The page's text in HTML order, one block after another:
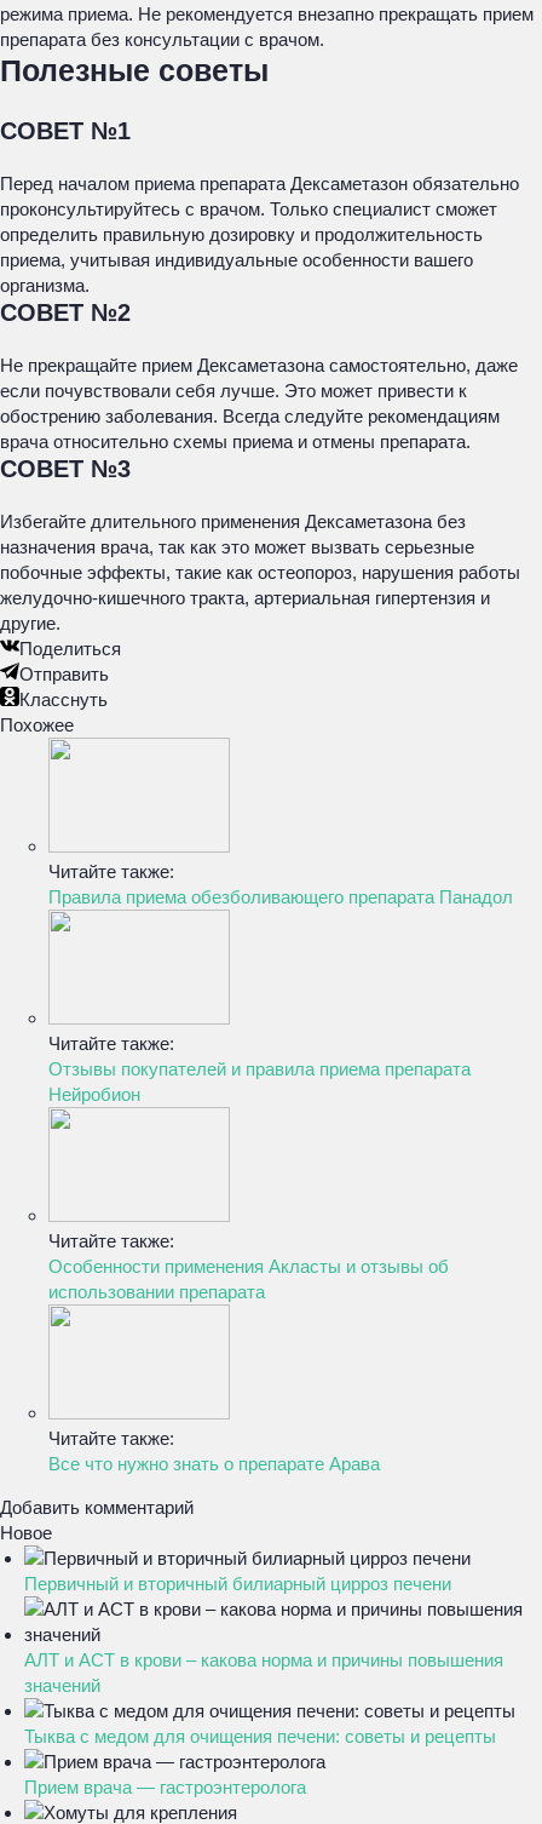
режима приема. Не рекомендуется внезапно прекращать прием
препарата без консультации с врачом.
Полезные советы
СОВЕТ №1
Перед началом приема препарата Дексаметазон обязательно
проконсультируйтесь с врачом. Только специалист сможет
определить правильную дозировку и продолжительность
приема, учитывая индивидуальные особенности вашего
организма.
СОВЕТ №2
Не прекращайте прием Дексаметазона самостоятельно, даже
если почувствовали себя лучше. Это может привести к
обострению заболевания. Всегда следуйте рекомендациям
врача относительно схемы приема и отмены препарата.
СОВЕТ №3
Избегайте длительного применения Дексаметазона без
назначения врача, так как это может вызвать серьезные
побочные эффекты, такие как остеопороз, нарушения работы
желудочно-кишечного тракта, артериальная гипертензия и
другие.
Поделиться
Отправить
Класснуть
Похожее
Читайте также:
Правила приема обезболивающего препарата Панадол
Читайте также:
Отзывы покупателей и правила приема препарата
Нейробион
Читайте также:
Особенности применения Акласты и отзывы об
использовании препарата
Читайте также:
Все что нужно знать о препарате Арава
Добавить комментарий
Новое
Первичный и вторичный билиарный цирроз печени
АЛТ и АСТ в крови – какова норма и причины повышения
значений
Тыква с медом для очищения печени: советы и рецепты
Прием врача — гастроэнтеролога